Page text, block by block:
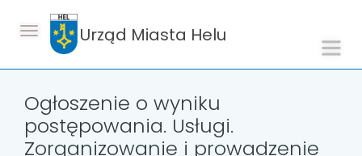
Urząd Miasta Helu
Ogłoszenie o wyniku
postępowania. Usługi.
Zorganizowanie i prowadzenie